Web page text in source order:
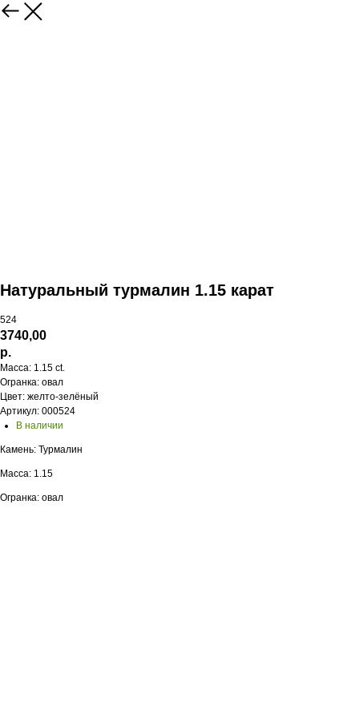
Натуральный турмалин 1.15 карат
524
3740,00
р.
Масса: 1.15 ct.
Огранка: овал
Цвет: желто-зелёный
Артикул: 000524
В наличии
Камень: Турмалин
Масса: 1.15
Огранка: овал